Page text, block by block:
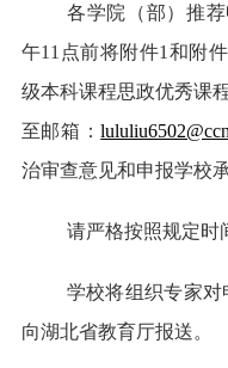
各学院（部）推
午11点前将附件1和附
级本科课程思政优秀课
至邮箱：
治审查意见和申报学校
请严格按照规定时
学校将组织专家
向湖北省教育厅报送。